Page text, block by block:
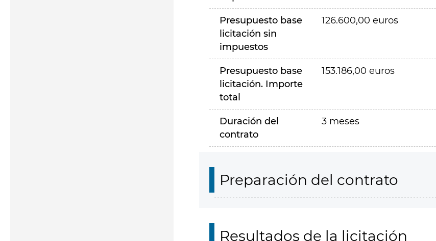
Presupuesto base
licitación sin
impuestos
126.600,00 euros
Presupuesto base
licitación. Importe
total
153.186,00 euros
Duración del
contrato
3 meses
Preparación del contrato
Resultados de la licitación